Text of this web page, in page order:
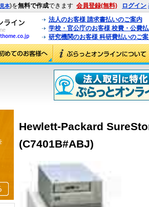
見本)を無料で作成できます 会員登録(無料) ログイン
法人のお客様 請求書払いのご案内
学校・官公庁のお客様 校費・公費
研究機関のお客様 科研費払いのご
Hewlett-Packard
(C7401B#ABJ)